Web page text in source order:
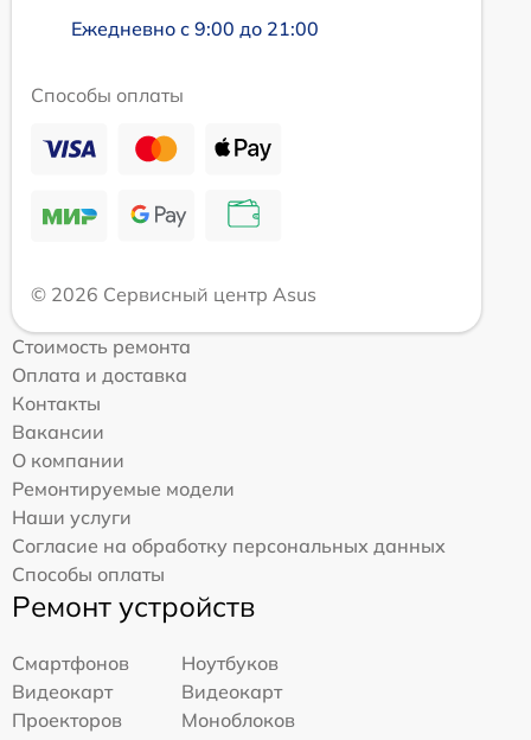
Ежедневно с 9:00 до 21:00
Способы оплаты
© 2026 Сервисный центр Asus
Стоимость ремонта
Оплата и доставка
Контакты
Вакансии
О компании
Ремонтируемые модели
Наши услуги
Согласие на обработку персональных данных
Способы оплаты
Ремонт устройств
Смартфонов
Ноутбуков
Видеокарт
Видеокарт
Проекторов
Моноблоков